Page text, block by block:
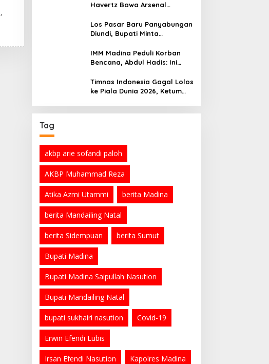
Havertz Bawa Arsenal
Los Pasar Baru Panyabungan
Diundi, Bupati Minta
Ramadan
IMM Madina Peduli Korban
Bencana, Abdul Hadis: Ini
Organisasi
Timnas Indonesia Gagal Lolos
ke Piala Dunia 2026, Ketum
Tag
akbp arie sofandi paloh
AKBP Muhammad Reza
Atika Azmi Utammi berita Madina
berita Mandailing Natal
berita Sidempuan berita Sumut
Bupati Madina
Bupati Madina Saipullah Nasution
Bupati Mandailing Natal
bupati sukhairi nasution Covid-19
Erwin Efendi Lubis
Irsan Efendi Nasution Kapolres Madina